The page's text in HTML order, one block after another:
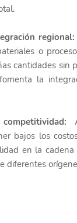
regional:
o
cantidades sin
la
bajos los
en la cadena
diferentes